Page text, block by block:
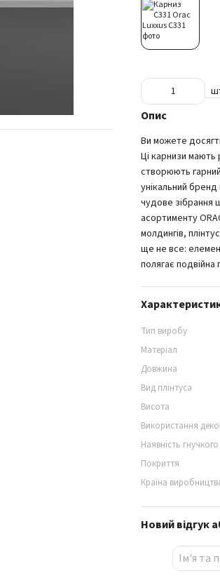
Опис
Ви можете
Ці карнизи мають
створюють гарний
унікальний бренд
чудове зібрання
асортименту
молдингів,
ще не все:
полягає подвійна
Тип виробу
Матеріал
Довжина
Вид плінтуса
Висота
Використання
Наявність
Покриття
Країна
Новий відгук